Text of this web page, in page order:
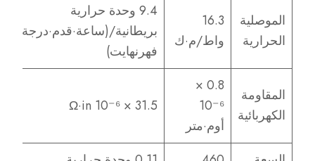
الموصلية
الحرارية
16.3
واط/م·ك
9.4 وحدة حرارية
بريطانية/(ساعة·قدم·درجة
فهرنهايت)
المقاومة
الكهربائية
0.8 ×
10⁻⁶
أوم·متر
31.5 × 10⁻⁶ Ω·in